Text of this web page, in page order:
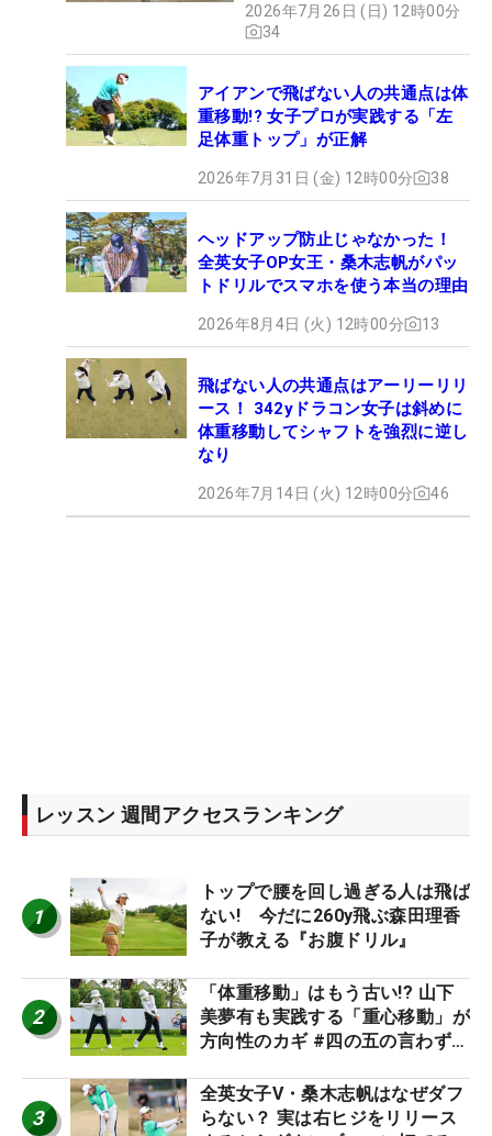
2026年7月26日 (日) 12時00分
34
アイアンで飛ばない人の共通点は体
重移動!? 女子プロが実践する「左
足体重トップ」が正解
2026年7月31日 (金) 12時00分 38
ヘッドアップ防止じゃなかった！
全英女子OP女王・桑木志帆がパッ
トドリルでスマホを使う本当の理由
2026年8月4日 (火) 12時00分 13
飛ばない人の共通点はアーリーリリ
ース！ 342yドラコン女子は斜めに
体重移動してシャフトを強烈に逆し
なり
2026年7月14日 (火) 12時00分 46
レッスン 週間アクセスランキング
1
トップで腰を回し過ぎる人は飛ば
ない! 今だに260y飛ぶ森田理香
子が教える『お腹ドリル』
2
「体重移動」はもう古い!? 山下
美夢有も実践する「重心移動」が
方向性のカギ #四の五の言わず振
3
全英女子V・桑木志帆はなぜダフ
らない？ 実は右ヒジをリリース